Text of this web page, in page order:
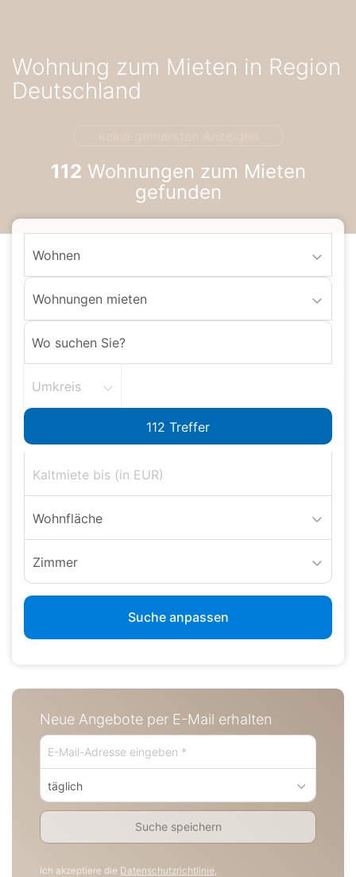
zur
Navigation
zum
Wohnung zum Mieten in Region
Deutschland
112 Wohnungen zum Mieten
gefunden
Wohnen
Wohnungen mieten
Umkreis
Wohnfläche
Zimmer
Suche anpassen
Neue Angebote per E-Mail erhalten
täglich
Suche speichern
Ich akzeptiere die Datenschutzrichtlinie,